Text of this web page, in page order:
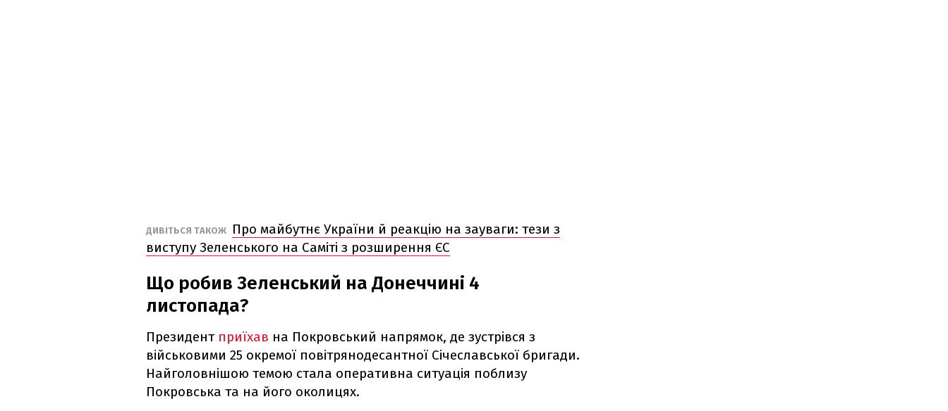
ДИВІТЬСЯ ТАКОЖ
Про майбутнє України й реакцію на зауваги: тези з
виступу Зеленського на Саміті з розширення ЄС
Що робив Зеленський на Донеччині 4
листопада?
Президент приїхав на Покровський напрямок, де зустрівся з
військовими 25 окремої повітрянодесантної Січеславської бригади.
Найголовнішою темою стала оперативна ситуація поблизу
Покровська та на його околицях.